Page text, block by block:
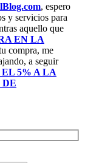
, espero
y servicios para
aquello que
EN LA
compra, me
a seguir
5% A LA
DE